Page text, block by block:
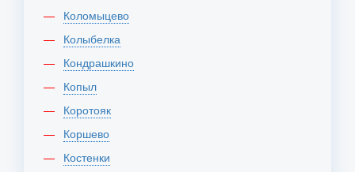
Коломыцево
Колыбелка
Кондрашкино
Копыл
Коротояк
Коршево
Костенки